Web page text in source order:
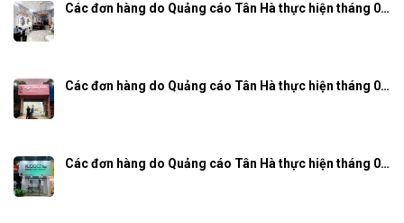
Các đơn hàng do Quảng cáo Tân Hà thực hiện tháng 0…
Các đơn hàng do Quảng cáo Tân Hà thực hiện tháng 0…
Các đơn hàng do Quảng cáo Tân Hà thực hiện tháng 0…